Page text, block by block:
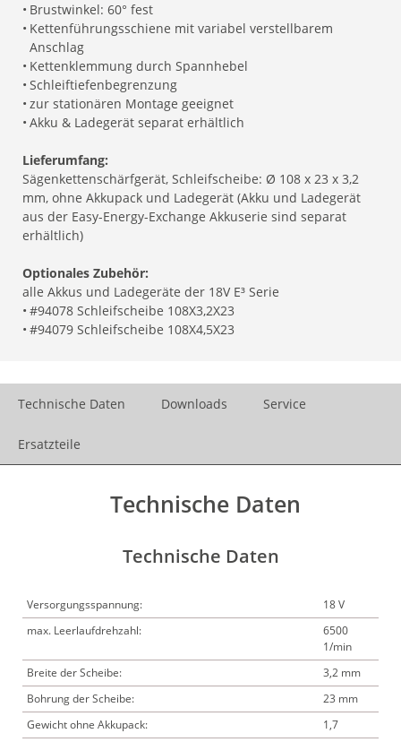
• Brustwinkel: 60° fest
• Kettenführungsschiene mit variabel verstellbarem
Anschlag
• Kettenklemmung durch Spannhebel
• Schleiftiefenbegrenzung
• zur stationären Montage geeignet
• Akku & Ladegerät separat erhältlich
Lieferumfang:
Sägenkettenschärfgerät, Schleifscheibe: Ø 108 x 23 x 3,2
mm, ohne Akkupack und Ladegerät (Akku und Ladegerät
aus der Easy-Energy-Exchange Akkuserie sind separat
erhältlich)
Optionales Zubehör:
alle Akkus und Ladegeräte der 18V E³ Serie
• #94078 Schleifscheibe 108X3,2X23
• #94079 Schleifscheibe 108X4,5X23
Technische Daten Downloads Service
Ersatzteile
Technische Daten
Technische Daten
Versorgungsspannung:
18 V
max. Leerlaufdrehzahl:
6500
1/min
Breite der Scheibe:
3,2 mm
Bohrung der Scheibe:
23 mm
Gewicht ohne Akkupack:
1,7